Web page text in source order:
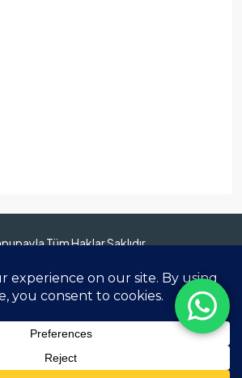
Tüm Haklar Saklıdır
Gayrimenkuller